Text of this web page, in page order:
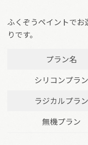
ふくぞうペイントでお
りです。
プラン名
シリコンプラン
ラジカルプラン
無機プラン